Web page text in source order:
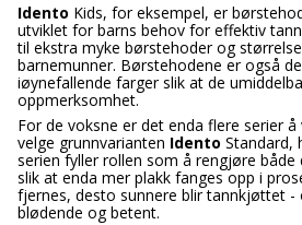
Idento Kids, for eksempel, er
utviklet for barns behov for effektiv
til ekstra myke børstehoder og
barnemunner. Børstehodene er også
iøynefallende farger slik at de
oppmerksomhet.
For de voksne er det enda flere serier
velge grunnvarianten Idento Standard,
serien fyller rollen som å rengjøre
slik at enda mer plakk fanges opp i
fjernes, desto sunnere blir tannkjøttet -
blødende og betent.